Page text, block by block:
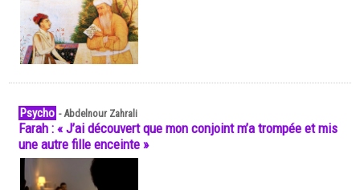
Psycho -Abdelnour Zahrali
Farah : « J’ai découvert que mon conjoint m’a trompée et mis
une autre fille enceinte »